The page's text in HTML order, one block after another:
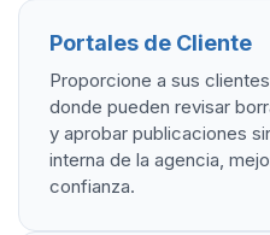
Portales de Cliente
Proporcione a sus
donde pueden revisar
y aprobar publicaciones
interna de la agencia,
confianza.